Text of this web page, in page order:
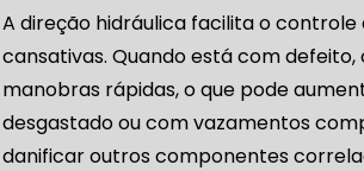
CARRO CORREIA
A direção hidráulica facilita o
cansativas. Quando está com
manobras rápidas, o que pode
desgastado ou com vazamentos
danificar outros componentes